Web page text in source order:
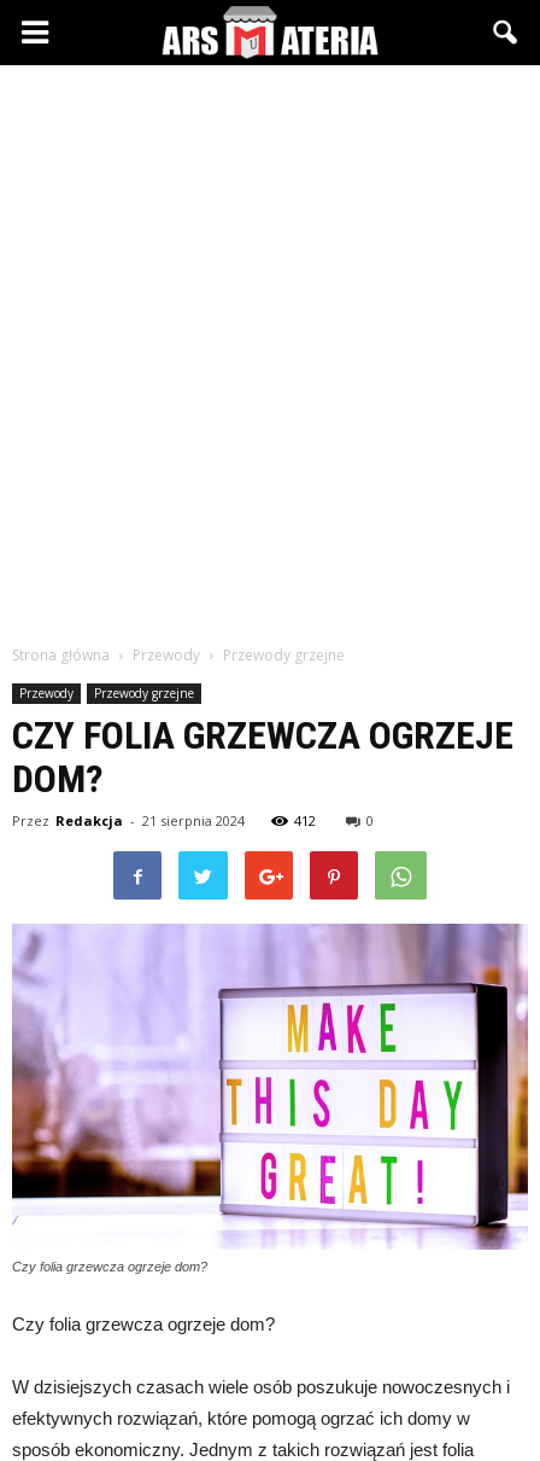
Arsmateria.pl
Strona główna Przewody Przewody grzejne
Przewody Przewody grzejne
CZY FOLIA GRZEWCZA OGRZEJE
DOM?
Przez Redakcja - 21 sierpnia 2024 412 0
Czy folia grzewcza ogrzeje dom?
Czy folia grzewcza ogrzeje dom?
W dzisiejszych czasach wiele osób poszukuje nowoczesnych i
efektywnych rozwiązań, które pomogą ogrzać ich domy w
sposób ekonomiczny. Jednym z takich rozwiązań jest folia